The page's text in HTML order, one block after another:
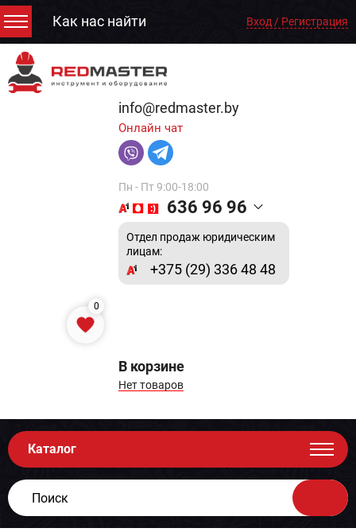
Как нас найти Вход / Регистрация
info@redmaster.by
Онлайн чат
Пн - Пт 9:00-18:00
636 96 96
Отдел продаж юридическим
лицам:
+375 (29) 336 48 48
0
В корзине
Нет товаров
Каталог